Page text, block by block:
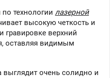
технологии лазерной
высокую четкость и
гравировке верхний
оставляя видимым
выглядит очень солидно и